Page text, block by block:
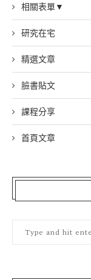
相關表單▼
研究在宅
精選文章
臉書貼文
課程分享
首頁文章